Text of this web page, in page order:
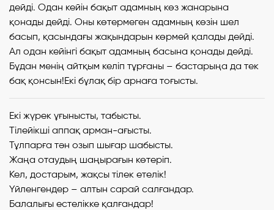
дейді. Одан кейін бақыт адамның көз жанарына
қонады дейді. Оны көтермеген адамның көзін шел
басып, қасындағы жақындарын көрмей қалады дейді.
Ал одан кейінгі бақыт адамның басына қонады дейді.
Бұдан менің айтқым келіп тұрғаны – бастарыңа да тек
бақ қонсын!Екі бұлақ бір арнаға тоғысты.
Екі жүрек ұғынысты, табысты.
Тілейікші аппақ арман-ағысты.
Тұлпарға тән озып шығар шабысты.
Жаңа отаудың шаңырағын көтеріп.
Кел, достарым, жақсы тілек етелік!
Үйленгендер – алтын сарай салғандар.
Балалығы естелікке қалғандар!